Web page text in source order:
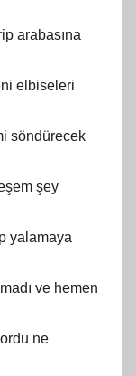
arabasına
elbiseleri
söndürecek
şey
yalamaya
ve hemen
ne